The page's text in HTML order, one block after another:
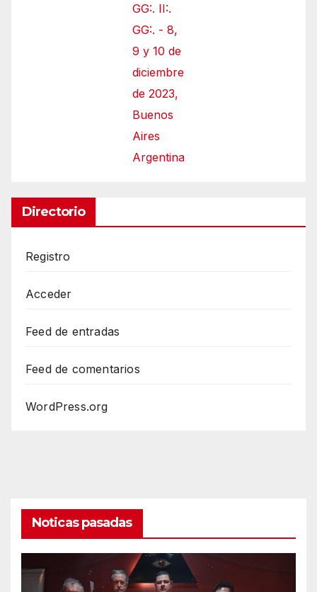
GG:. II:.
GG:. - 8,
9 y 10 de
diciembre
de 2023,
Buenos
Aires
Argentina
Directorio
Registro
Acceder
Feed de entradas
Feed de comentarios
WordPress.org
Noticas pasadas